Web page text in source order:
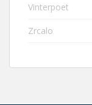
Vinterpoet
Zrcalo